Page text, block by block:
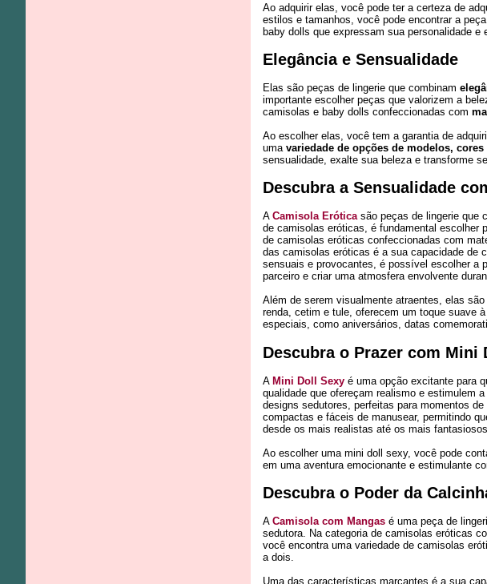
Ao adquirir elas, você pode ter a certeza de
estilos e tamanhos, você pode encontrar a
baby dolls que expressam sua personalidade e
Elegância e Sensualidade
Elas são peças de lingerie que combinam
importante escolher peças que valorizem a
camisolas e baby dolls confeccionadas com
Ao escolher elas, você tem a garantia de
uma variedade de opções de modelos, cores
sensualidade, exalte sua beleza e transforme
Descubra a Sensualidade
A Camisola Eróticasão peças de lingerie que
de camisolas eróticas, é fundamental escolher
de camisolas eróticas confeccionadas com
das camisolas eróticas é a sua capacidade de
sensuais e provocantes, é possível escolher a
parceiro e criar uma atmosfera envolvente
Além de serem visualmente atraentes, elas
renda, cetim e tule, oferecem um toque suave
especiais, como aniversários, datas
Descubra o Prazer com Mini
A Mini Doll Sexy é uma opção excitante para
qualidade que ofereçam realismo e estimulem
designs sedutores, perfeitas para momentos
compactas e fáceis de manusear, permitindo
desde os mais realistas até os mais
Ao escolher uma mini doll sexy, você pode
em uma aventura emocionante e estimulante
Descubra o Poder da
A Camisola com Mangas é uma peça de
sedutora. Na categoria de camisolas eróticas
você encontra uma variedade de camisolas
a dois.
Uma das características marcantes é a sua